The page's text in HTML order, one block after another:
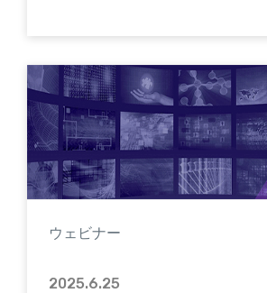
ウェビナー
2025.6.25